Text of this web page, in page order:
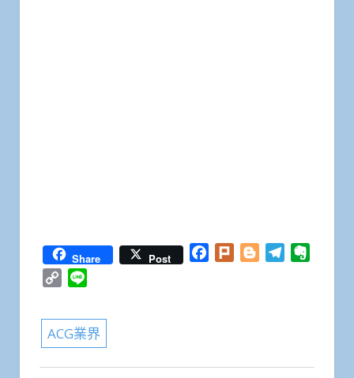
Share Post Facebook
Plurk BloggerTelegram
Copy
ACG業界